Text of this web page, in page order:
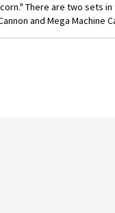
There are two
and Mega Machine